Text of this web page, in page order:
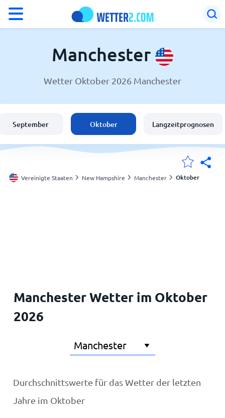
Wetter in Manchester
Vereinigte Staaten
Schweiz
Deutschland
Manchester
Wetter Oktober 2026 Manchester
September Oktober Langzeitprognosen
Vereinigte Staaten New Hampshire Manchester Oktober
Manchester Wetter im Oktober
2026
Durchschnittswerte für das Wetter der letzten
Jahre im Oktober